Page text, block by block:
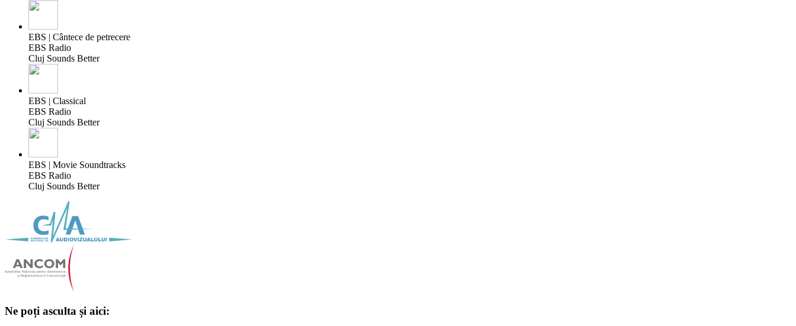
EBS | Cântece de petrecere
EBS Radio
Cluj Sounds Better
EBS | Classical
EBS Radio
Cluj Sounds Better
EBS | Movie Soundtracks
EBS Radio
Cluj Sounds Better
Ne poți asculta și aici: